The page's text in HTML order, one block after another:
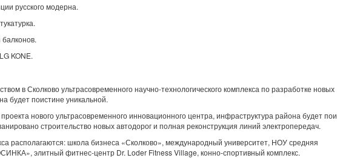
русского модерна.
KONE.
в Сколково ультрасовременного научно-технологического комплекса по разработке новых
будет поистине уникальной.
нового ультрасовременного инновационного центра, инфраструктура района будет
строительство новых автодорог и полная реконструкция линий электропередач.
располагаются: школа бизнеса «Сколково», международный университет, НОУ средняя
элитный фитнес-центр Dr. Loder Fitness Village, конно-спортивный комплекс.